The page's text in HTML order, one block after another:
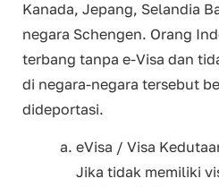
Kanada, Jepang, Selandia
negara Schengen. Orang
terbang tanpa e-Visa dan
di negara-negara tersebut
dideportasi.
eVisa / Visa
Jika tidak memiliki